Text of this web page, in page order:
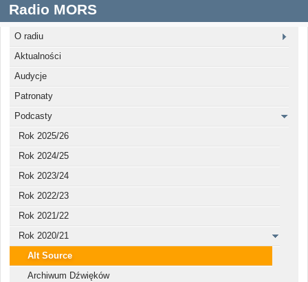
Radio MORS
O radiu
Aktualności
Audycje
Patronaty
Podcasty
Rok 2025/26
Rok 2024/25
Rok 2023/24
Rok 2022/23
Rok 2021/22
Rok 2020/21
Alt Source
Archiwum Dźwięków